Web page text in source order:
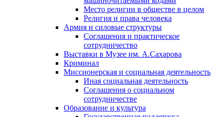
Место религии в обществе в целом
Религия и права человека
Армия и силовые структуры
Соглашения и практическое
сотрудничество
Выставки в Музее им. А.Сахарова
Криминал
Миссионерская и социальная деятельность
Иная социальная деятельность
Соглашения о социальном
сотрудничестве
Образование и культура